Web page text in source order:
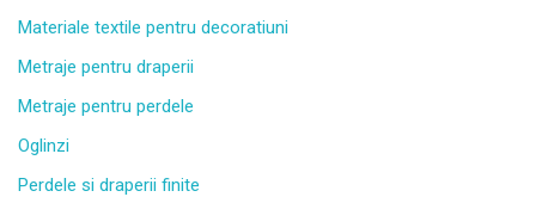
Materiale textile pentru decoratiuni
Metraje pentru draperii
Metraje pentru perdele
Oglinzi
Perdele si draperii finite